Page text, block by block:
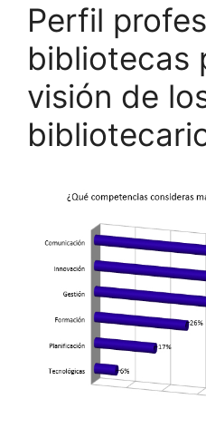
Perfil
bibliotecas
visión de